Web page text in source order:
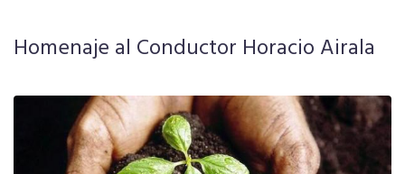
Gremial
Obra Social
Mutual
Homenaje al Conductor Horacio Airala